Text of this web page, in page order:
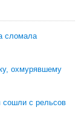
сломала
охмурявшему
сошли с рельсов